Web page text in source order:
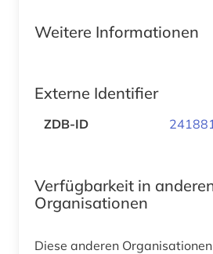
Weitere Informationen
Externe Identifier
ZDB-ID
Verfügbarkeit in
Organisationen
Diese anderen Organisationen